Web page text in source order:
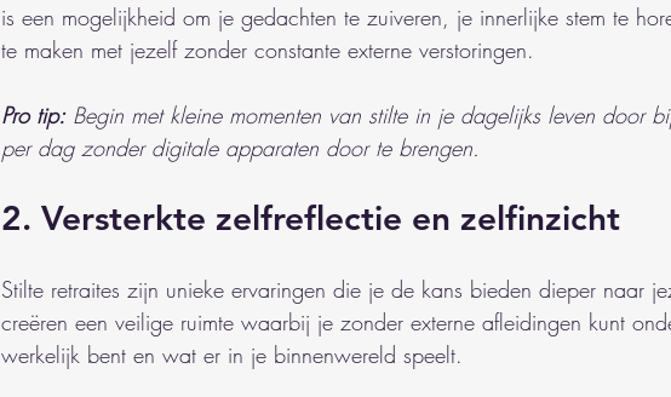
is een mogelijkheid om je gedachten te zuiveren, je innerlijke stem te
te maken met jezelf zonder constante externe verstoringen.
Pro tip: Begin met kleine momenten van stilte in je dagelijks leven door
per dag zonder digitale apparaten door te brengen.
2. Versterkte zelfreflectie en zelfinzicht
Stilte retraites zijn unieke ervaringen die je de kans bieden dieper naar
creëren een veilige ruimte waarbij je zonder externe afleidingen kunt
werkelijk bent en wat er in je binnenwereld speelt.